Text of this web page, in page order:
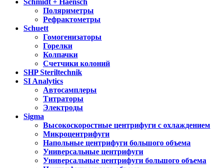
Schmidt + Haensch
Поляриметры
Рефрактометры
Schuett
Гомогенизаторы
Горелки
Колпачки
Счетчики колоний
SHP Steriltechnik
SI Analytics
Автосамплеры
Титраторы
Электроды
Sigma
Высокоскоростные центрифуги с охлаждением
Микроцентрифуги
Напольные центрифуги большого объема
Универсальные центрифуги
Универсальные центрифуги большого объема